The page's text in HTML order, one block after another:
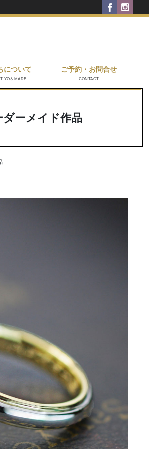
について
YO＆MARE
ご予約・お問合せ
CONTACT
ーメイド作品